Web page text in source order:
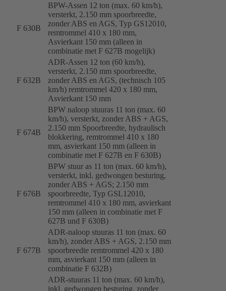
F 630B
BPW-Assen 12 ton (max. 60 km/h),
versterkt, 2.150 mm spoorbreedte,
zonder ABS en AGS, Typ GS12010,
remtrommel 410 x 180 mm,
Asvierkant 150 mm (alleen in
combinatie met F 627B mogelijk)
F 632B
ADR-Assen 12 ton (60 km/h),
versterkt, 2.150 mm spoorbreedte,
zonder ABS en AGS, (technisch 105
km/h) remtrommel 420 x 180 mm,
Asvierkant 150 mm
F 674B
BPW naloop stuuras 11 ton (max. 60
km/h), versterkt, zonder ABS + AGS,
2.150 mm Spoorbreedte, hydraulisch
blokkering, remtrommel 410 x 180
mm, asvierkant 150 mm (alleen in
combinatie met F 627B en F 630B)
F 676B
BPW stuur as 11 ton (max. 60 km/h),
versterkt, inkl. gedwongen besturing,
zonder ABS + AGS; 2.150 mm
spoorbreedte, Typ GSL12010,
remtrommel 410 x 180 mm, asvierkant
150 mm (alleen in combinatie met F
627B und F 630B)
F 677B
ADR-naloop stuuras 11 ton (max. 60
km/h), zonder ABS + AGS, 2.150 mm
spoorbreedte remtrommel 420 x 180
mm, asvierkant 150 mm (alleen in
combinatie F 632B)
ADR-stuuras 11 ton (max. 60 km/h),
inkl. gedwongen besturing, zonder